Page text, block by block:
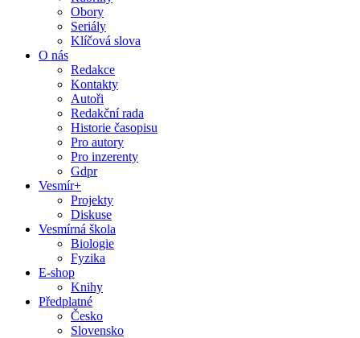
Obory
Seriály
Klíčová slova
O nás
Redakce
Kontakty
Autoři
Redakční rada
Historie časopisu
Pro autory
Pro inzerenty
Gdpr
Vesmír+
Projekty
Diskuse
Vesmírná škola
Biologie
Fyzika
E-shop
Knihy
Předplatné
Česko
Slovensko